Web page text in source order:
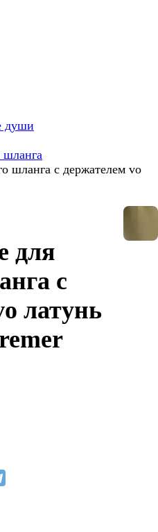
души
шланга
шланга с держателем vo
для
с
латунь